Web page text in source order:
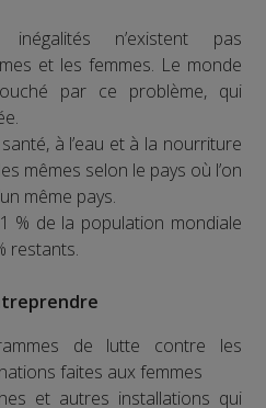
inégalités n’existent pas
et les femmes. Le monde
par ce problème, qui
santé, à l’eau et à la nourriture
mêmes selon le pays où l’on
même pays.
% de la population mondiale
restants.
de lutte contre les
faites aux femmes
et autres installations qui